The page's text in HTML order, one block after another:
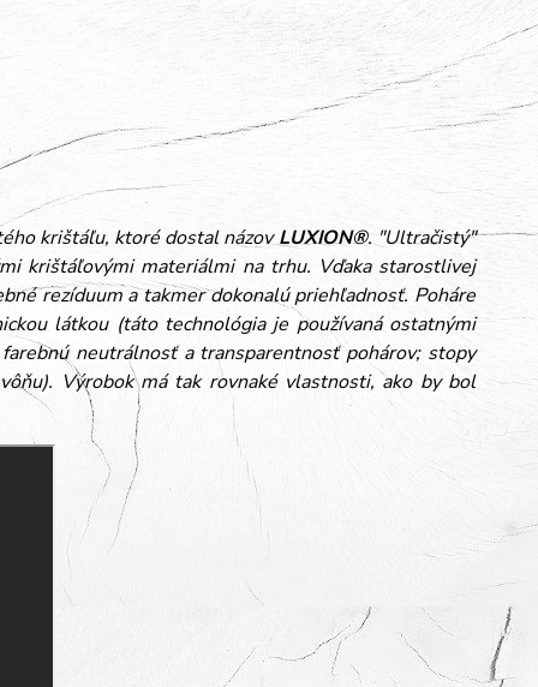
krištáľu, ktoré dostal názovLUXION®. "Ultračistý"
krištáľovými materiálmi na trhu. Vďaka starostlivej
rezíduum a takmer dokonalú priehľadnosť. Poháre
látkou (táto technológia je používaná ostatnými
neutrálnosť a transparentnosť pohárov; stopy
Výrobok má tak rovnaké vlastnosti, ako by bol